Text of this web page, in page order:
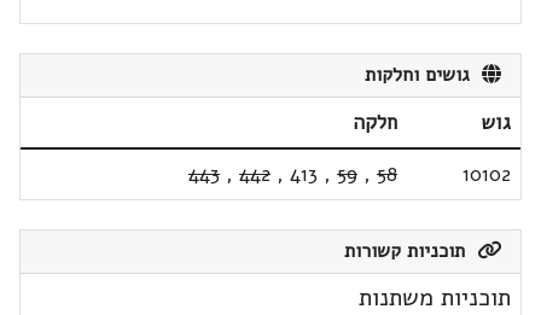
גושים וחלקות
גוש
חלקה
10102
58
,
59
,
413
,
442
,
443
תוכניות קשורות
תוכניות משתנות